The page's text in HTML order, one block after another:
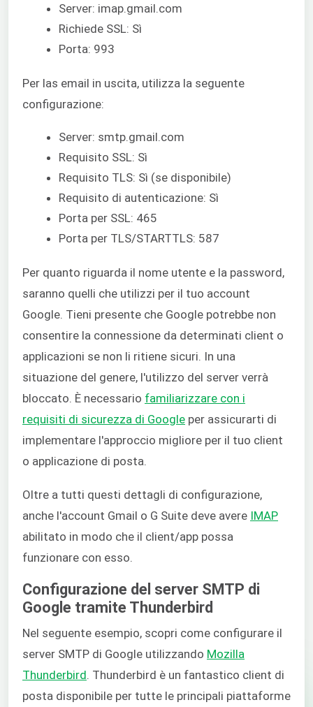
Server: imap.gmail.com
Richiede SSL: Sì
Porta: 993
Per las email in uscita, utilizza la seguente
configurazione:
Server: smtp.gmail.com
Requisito SSL: Sì
Requisito TLS: Sì (se disponibile)
Requisito di autenticazione: Sì
Porta per SSL: 465
Porta per TLS/STARTTLS: 587
Per quanto riguarda il nome utente e la password,
saranno quelli che utilizzi per il tuo account
Google. Tieni presente che Google potrebbe non
consentire la connessione da determinati client o
applicazioni se non li ritiene sicuri. In una
situazione del genere, l'utilizzo del server verrà
bloccato. È necessario familiarizzare con i
requisiti di sicurezza di Google per assicurarti di
implementare l'approccio migliore per il tuo client
o applicazione di posta.
Oltre a tutti questi dettagli di configurazione,
anche l'account Gmail o G Suite deve avere IMAP
abilitato in modo che il client/app possa
funzionare con esso.
Configurazione del server SMTP di
Google tramite Thunderbird
Nel seguente esempio, scopri come configurare il
server SMTP di Google utilizzando Mozilla
Thunderbird. Thunderbird è un fantastico client di
posta disponibile per tutte le principali piattaforme